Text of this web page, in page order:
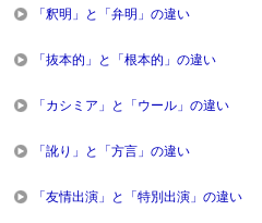
「釈明」と「弁明」の違い
「抜本的」と「根本的」の違い
「カシミア」と「ウール」の違い
「訛り」と「方言」の違い
「友情出演」と「特別出演」の違い